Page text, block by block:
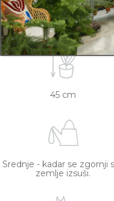
iz slike z metrom.
ceno.
45 cm
Srednje - kadar se zgornji
zemlje izsuši.